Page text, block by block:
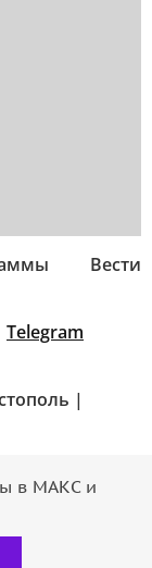
Вести
Telegram
|
в МАКС и